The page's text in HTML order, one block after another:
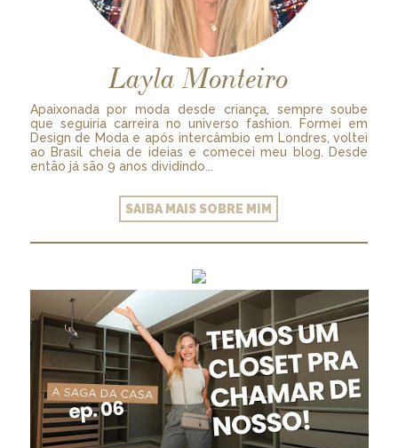
Layla Monteiro
Apaixonada por moda desde criança, sempre soube
que seguiria carreira no universo fashion. Formei em
Design de Moda e após intercâmbio em Londres, voltei
ao Brasil cheia de ideias e comecei meu blog. Desde
então já são 9 anos dividindo...
SAIBA MAIS SOBRE MIM